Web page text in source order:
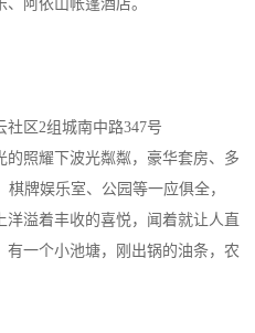
阿依山帐篷酒店。
区2组城南中路347号
照耀下波光粼粼，豪华套房、多
牌娱乐室、公园等一应俱全，
溢着丰收的喜悦，闻着就让人直
一个小池塘，刚出锅的油条，农